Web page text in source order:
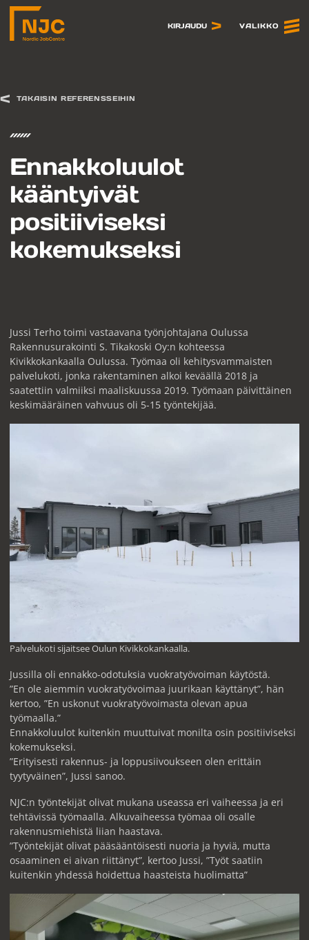
Siirry
sisältöön
KIRJAUDU VALIKKO
TAKAISIN REFERENSSEIHIN
Ennakkoluulot
kääntyivät
positiiviseksi
kokemukseksi
Jussi Terho toimi vastaavana työnjohtajana Oulussa
Rakennusurakointi S. Tikakoski Oy:n kohteessa
Kivikkokankaalla Oulussa. Työmaa oli kehitysvammaisten
palvelukoti, jonka rakentaminen alkoi keväällä 2018 ja
saatettiin valmiiksi maaliskuussa 2019. Työmaan päivittäinen
keskimääräinen vahvuus oli 5-15 työntekijää.
Palvelukoti sijaitsee Oulun Kivikkokankaalla.
Jussilla oli ennakko-odotuksia vuokratyövoiman käytöstä.
”En ole aiemmin vuokratyövoimaa juurikaan käyttänyt”, hän
kertoo, ”En uskonut vuokratyövoimasta olevan apua
työmaalla.”
Ennakkoluulot kuitenkin muuttuivat monilta osin positiiviseksi
kokemukseksi.
”Erityisesti rakennus- ja loppusiivoukseen olen erittäin
tyytyväinen”, Jussi sanoo.
NJC:n työntekijät olivat mukana useassa eri vaiheessa ja eri
tehtävissä työmaalla. Alkuvaiheessa työmaa oli osalle
rakennusmiehistä liian haastava.
”Työntekijät olivat pääsääntöisesti nuoria ja hyviä, mutta
osaaminen ei aivan riittänyt”, kertoo Jussi, ”Työt saatiin
kuitenkin yhdessä hoidettua haasteista huolimatta”